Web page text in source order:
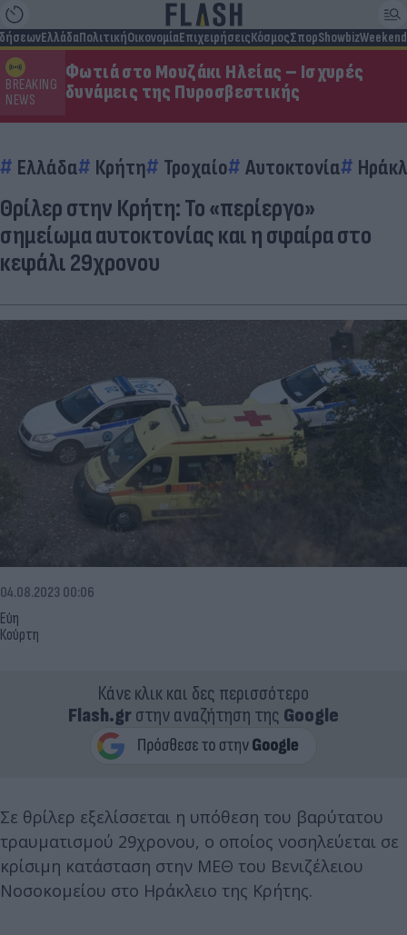
ΕλλάδαΠολιτικήΟικονομίαΕπιχειρήσειςΚόσμοςΣπορShowbizWeekend
BREAKING
NEWS
Φωτιά στο Μουζάκι Ηλείας – Ισχυρές
δυνάμεις της Πυροσβεστικής
Ελλάδα Κρήτη Τροχαίο Αυτοκτονία
Θρίλερ στην Κρήτη: Το «περίεργο»
σημείωμα αυτοκτονίας και η σφαίρα στο
κεφάλι 29χρονου
Εύη
Κούρτη
04.08.2023 00:06
Κάνε κλικ και δες περισσότερο
Flash.grστην αναζήτηση της Google
Σε θρίλερ εξελίσσεται η υπόθεση του βαρύτατου
τραυματισμού 29χρoνου, ο οποίος νοσηλεύεται σε
κρίσιμη κατάσταση στην ΜΕΘ του Βενιζέλειου
Νοσοκομείου στο Ηράκλειο της Κρήτης.